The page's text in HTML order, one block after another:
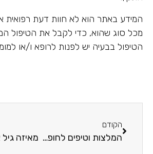
המידע באתר הוא לא חוות דעת רפואית
מכל סוג שהוא, כדי לקבל את הטיפול
הטיפול בבעיה יש לפנות לרופא ו/או
הקודם
המלצות וטיפים לחופשה עם הילדים: בחרו לאן לטוס הפעם